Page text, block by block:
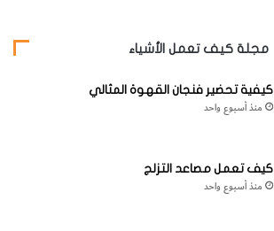
مجلة كيف تعمل الأشياء
كيفية تحضير فنجان القهوة المثالي
منذ أسبوع واحد
كيف تعمل مصاعد التزلج
منذ أسبوع واحد